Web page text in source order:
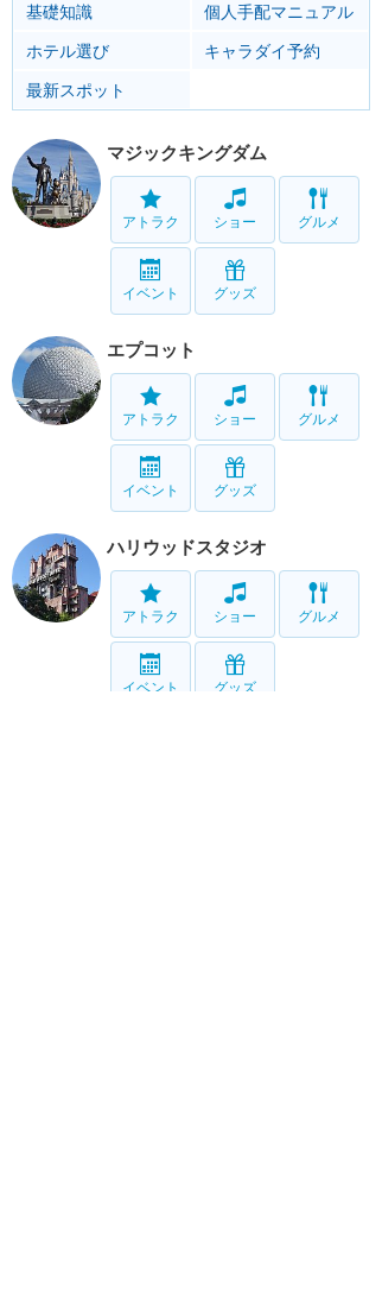
基礎知識
個人手配マニュアル
ホテル選び
キャラダイ予約
最新スポット
マジックキングダム
アトラク ショー グルメ
イベント グッズ
エプコット
アトラク ショー グルメ
イベント グッズ
ハリウッドスタジオ
アトラク ショー グルメ
イベント グッズ